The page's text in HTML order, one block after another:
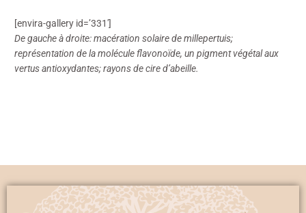
[envira-gallery id=’331′]
De gauche à droite: macération solaire de millepertuis;
représentation de la molécule flavonoïde, un pigment végétal aux
vertus antioxydantes; rayons de cire d’abeille.